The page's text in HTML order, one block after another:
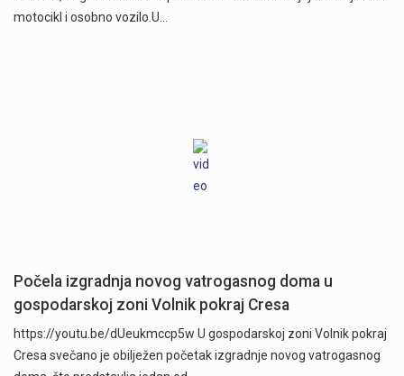
motocikl i osobno vozilo.U…
Počela izgradnja novog vatrogasnog doma u
gospodarskoj zoni Volnik pokraj Cresa
https://youtu.be/dUeukmccp5w U gospodarskoj zoni Volnik pokraj
Cresa svečano je obilježen početak izgradnje novog vatrogasnog